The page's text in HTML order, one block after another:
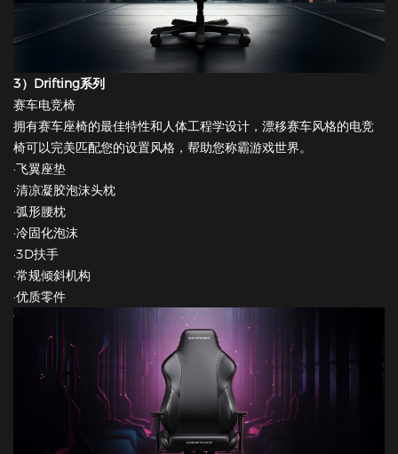
3）Drifting系列
赛车电竞椅
拥有赛车座椅的最佳特性和人体工程学设计，漂移赛车风格的电竞
椅可以完美匹配您的设置风格，帮助您称霸游戏世界。
·飞翼座垫
·清凉凝胶泡沫头枕
·弧形腰枕
·冷固化泡沫
·3D扶手
·常规倾斜机构
·优质零件